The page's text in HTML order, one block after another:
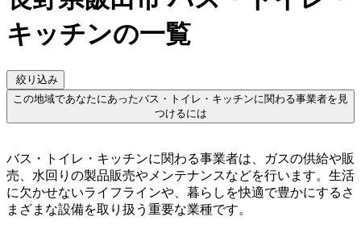
キッチンの一覧
絞り込み
この地域であなたにあったバス・トイレ・キッチンに関わる事業者を見
つけるには
バス・トイレ・キッチンに関わる事業者は、ガスの供給や販
売、水回りの製品販売やメンテナンスなどを行います。生活
に欠かせないライフラインや、暮らしを快適で豊かにするさ
まざまな設備を取り扱う重要な業種です。